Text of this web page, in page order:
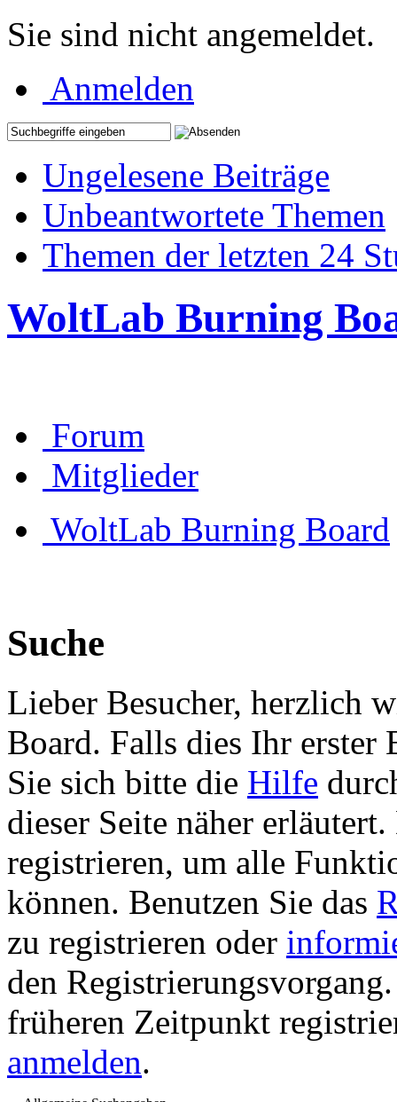
Sie sind nicht angemeldet.
Anmelden
Ungelesene Beiträge
Unbeantwortete Themen
Themen der letzten 24
WoltLab Burning
Forum
Mitglieder
WoltLab Burning Board
Suche
Lieber Besucher, herzlich
Board. Falls dies Ihr erster
Sie sich bitte die Hilfe
dieser Seite näher
registrieren, um alle
können. Benutzen Sie das
zu registrieren oder
den
früheren Zeitpunkt
anmelden.